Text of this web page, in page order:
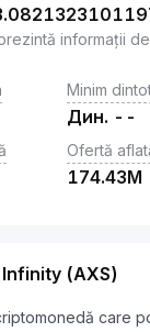
informații
Minim
Дин. --
Ofertă
174.43M
(AXS)
care